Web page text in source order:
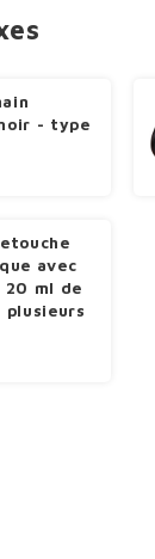
- type
avec
20 ml de
plusieurs